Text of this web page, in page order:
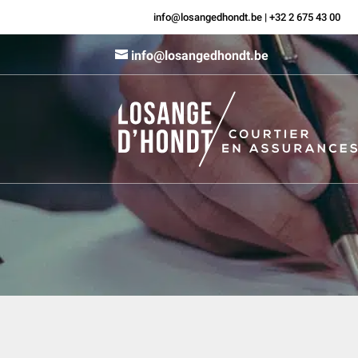
info@losangedhondt.be | +32 2 675 43 00
info@losangedhondt.be